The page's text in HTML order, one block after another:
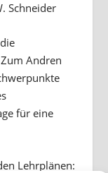
Schneider
Andren
für eine
Lehrplänen: